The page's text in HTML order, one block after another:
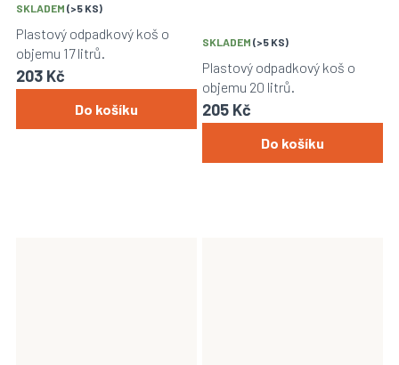
Průměrné
hodnocení
produktu
je
4,0
z
hvězdiček.
SKLADEM (>5 KS)
203 Kč
Do košíku
Plastový odpadkový koš o
objemu 17 litrů.
SKLADEM (>5 KS)
205 Kč
Do košíku
Plastový odpadkový koš o
objemu 20 litrů.